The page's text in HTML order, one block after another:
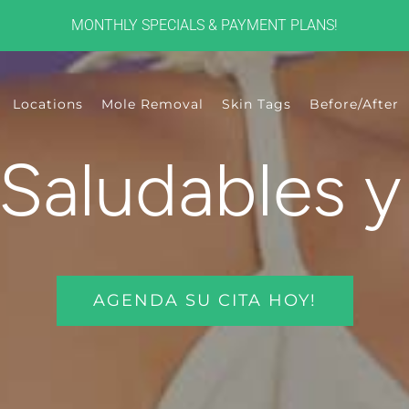
MONTHLY SPECIALS & PAYMENT PLANS!
Locations Mole Removal Skin Tags Before/After
AGENDA SU CITA HOY!